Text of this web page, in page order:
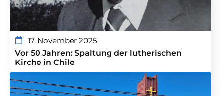
17. November 2025
Vor 50 Jahren: Spaltung der lutherischen
Kirche in Chile